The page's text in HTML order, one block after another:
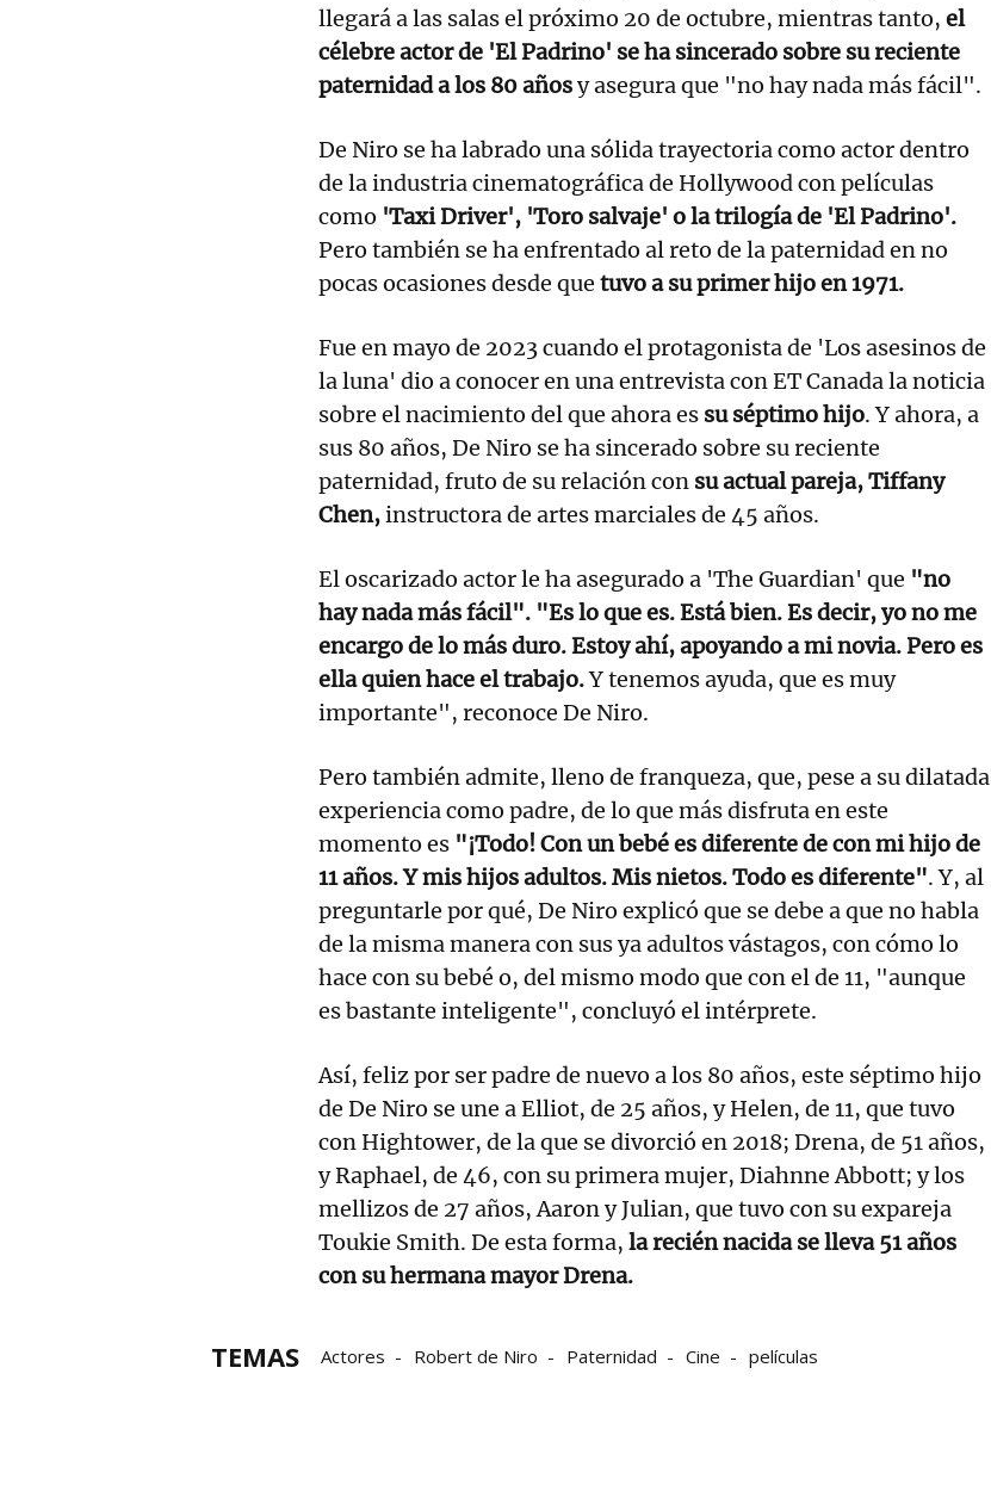
llegará a las salas el próximo 20 de octubre, mientras tanto, el
célebre actor de 'El Padrino' se ha sincerado sobre su reciente
paternidad a los 80 añosy asegura que "no hay nada más fácil".
De Niro se ha labrado una sólida trayectoria como actor dentro
de la industria cinematográfica de Hollywood con películas
como 'Taxi Driver', 'Toro salvaje' o la trilogía de 'El Padrino'.
Pero también se ha enfrentado al reto de la paternidad en no
pocas ocasiones desde que tuvo a su primer hijo en 1971.
Fue en mayo de 2023 cuando el protagonista de 'Los asesinos de
la luna' dio a conocer en una entrevista con ET Canada la noticia
sobre el nacimiento del que ahora es su séptimo hijo. Y ahora, a
sus 80 años, De Niro se ha sincerado sobre su reciente
paternidad, fruto de su relación con su actual pareja, Tiffany
Chen,instructora de artes marciales de 45 años.
El oscarizado actor le ha asegurado a 'The Guardian' que "no
hay nada más fácil". "Es lo que es. Está bien. Es decir, yo no me
encargo de lo más duro. Estoy ahí, apoyando a mi novia. Pero es
ella quien hace el trabajo.Y tenemos ayuda, que es muy
importante", reconoce De Niro.
Pero también admite, lleno de franqueza, que, pese a su dilatada
experiencia como padre, de lo que más disfruta en este
momento es "¡Todo! Con un bebé es diferente de con mi hijo de
11 años. Y mis hijos adultos. Mis nietos. Todo es diferente". Y, al
preguntarle por qué, De Niro explicó que se debe a que no habla
de la misma manera con sus ya adultos vástagos, con cómo lo
hace con su bebé o, del mismo modo que con el de 11, "aunque
es bastante inteligente", concluyó el intérprete.
Así, feliz por ser padre de nuevo a los 80 años, este séptimo hijo
de De Niro se une a Elliot, de 25 años, y Helen, de 11, que tuvo
con Hightower, de la que se divorció en 2018; Drena, de 51 años,
y Raphael, de 46, con su primera mujer, Diahnne Abbott; y los
mellizos de 27 años, Aaron y Julian, que tuvo con su expareja
Toukie Smith. De esta forma, la recién nacida se lleva 51 años
con su hermana mayor Drena.
TEMAS Actores Robert de Niro Paternidad Cine películas